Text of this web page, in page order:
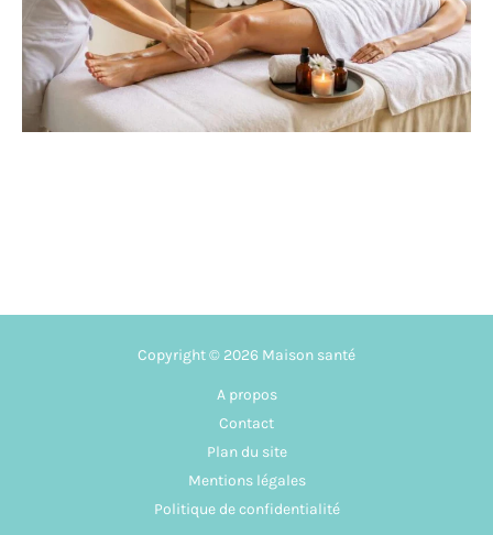
Copyright © 2026 Maison santé
A propos
Contact
Plan du site
Mentions légales
Politique de confidentialité